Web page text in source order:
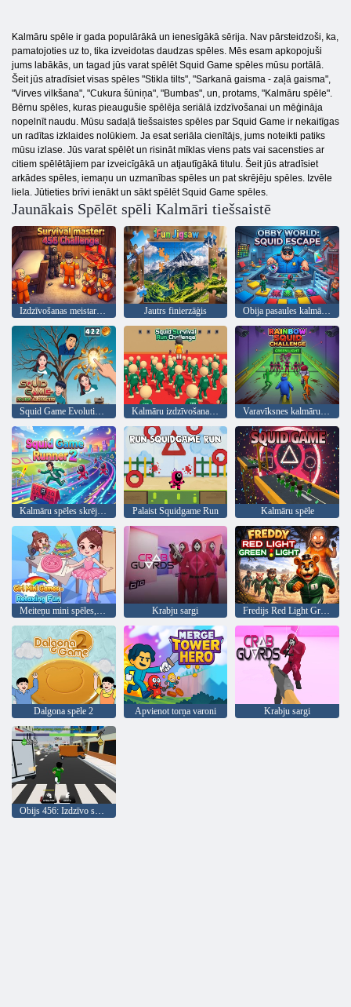
Kalmāru spēle ir gada populārākā un ienesīgākā sērija. Nav pārsteidzoši, ka,
pamatojoties uz to, tika izveidotas daudzas spēles. Mēs esam apkopojuši
jums labākās, un tagad jūs varat spēlēt Squid Game spēles mūsu portālā.
Šeit jūs atradīsiet visas spēles "Stikla tilts", "Sarkanā gaisma - zaļā gaisma",
"Virves vilkšana", "Cukura šūniņa", "Bumbas", un, protams, "Kalmāru spēle".
Bērnu spēles, kuras pieaugušie spēlēja seriālā izdzīvošanai un mēģināja
nopelnīt naudu. Mūsu sadaļā tiešsaistes spēles par Squid Game ir nekaitīgas
un radītas izklaides nolūkiem. Ja esat seriāla cienītājs, jums noteikti patiks
mūsu izlase. Jūs varat spēlēt un risināt mīklas viens pats vai sacensties ar
citiem spēlētājiem par izveicīgākā un atjautīgākā titulu. Šeit jūs atradīsiet
arkādes spēles, iemaņu un uzmanības spēles un pat skrējēju spēles. Izvēle
liela. Jūtieties brīvi ienākt un sākt spēlēt Squid Game spēles.
Jaunākais Spēlēt spēli Kalmāri tiešsaistē
Izdzīvošanas meistars: 456 izaicinājums Jautrs finierzāģis Obija pasaules kalmāru bēgšana
Kalmāru izdzīvošanas skrējiena izaicinājums
Kalmāru spēles skrējējs 2 Palaist Squidgame Run Kalmāru spēle
Meiteņu mini spēles, relaksējoša izklaide Krabju sargi Fredijs Red Light Green Light
Dalgona spēle 2 Apvienot torņa varoni Krabju sargi
Obijs 456: Izdzīvo snaiperi kalmāru spēlē